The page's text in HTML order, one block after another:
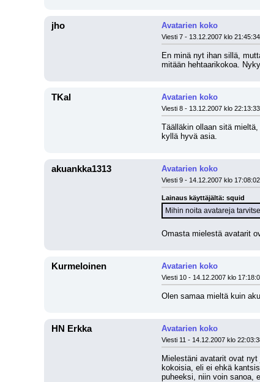
jho Avatarien koko
Viesti 7 - 13.12.2007 klo 21:45:34
En minä nyt ihan sillä,
mitään hehtaarikokoa.
TKal Avatarien koko
Viesti 8 - 13.12.2007 klo 22:13:33
Täälläkin ollaan sitä
kyllä hyvä asia.
akuankka1313 Avatarien koko
Viesti 9 - 14.12.2007 klo 17:08:02
Lainaus käyttäjältä: squid
Mihin noita avatareja
Omasta mielestä avatarit
Kurmeloinen Avatarien koko
Viesti 10 - 14.12.2007 klo
Olen samaa mieltä kuin
HN Erkka Avatarien koko
Viesti 11 - 14.12.2007 klo
Mielestäni avatarit ovat nyt
kokoisia, eli ei ehkä
puheeksi, niin voin sanoa,